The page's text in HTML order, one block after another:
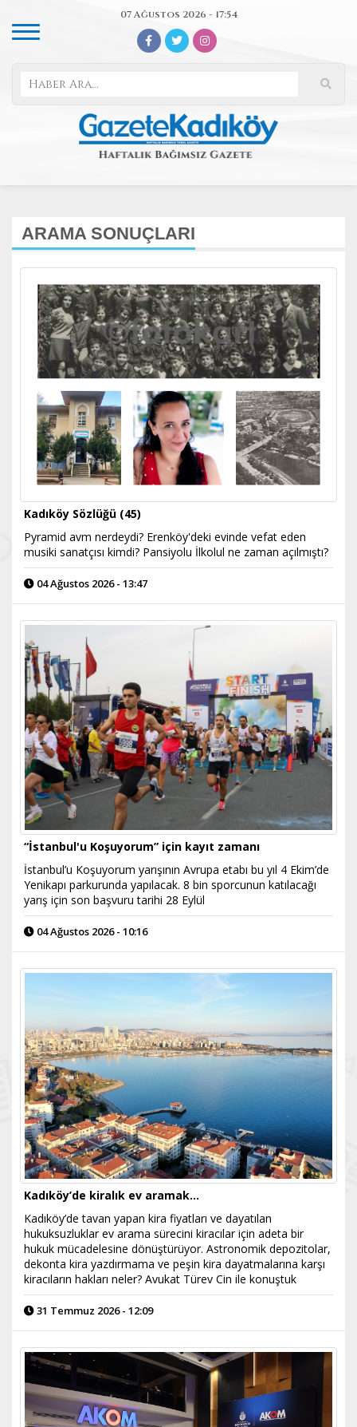
07 Ağustos 2026 - 17:54
ARAMA SONUÇLARI
Kadıköy Sözlüğü (45)
Pyramid avm nerdeydi? Erenköy'deki evinde vefat eden
musiki sanatçısı kimdi? Pansiyolu İlkolul ne zaman açılmıştı?
04 Ağustos 2026 - 13:47
“İstanbul'u Koşuyorum” için kayıt zamanı
İstanbul’u Koşuyorum yarışının Avrupa etabı bu yıl 4 Ekim’de
Yenikapı parkurunda yapılacak. 8 bin sporcunun katılacağı
yarış için son başvuru tarihi 28 Eylül
04 Ağustos 2026 - 10:16
Kadıköy’de kiralık ev aramak…
Kadıköy’de tavan yapan kira fiyatları ve dayatılan
hukuksuzluklar ev arama sürecini kiracılar için adeta bir
hukuk mücadelesine dönüştürüyor. Astronomik depozitolar,
dekonta kira yazdırmama ve peşin kira dayatmalarına karşı
kiracıların hakları neler? Avukat Türev Cin ile konuştuk
31 Temmuz 2026 - 12:09